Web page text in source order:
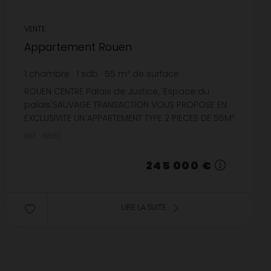
VENTE
Appartement Rouen
1 chambre 1 sdb 55 m² de surface
4 454,55 € prix / m²
ROUEN CENTRE Palais de Justice, 'Espace du
palais'SAUVAGE TRANSACTION VOUS PROPOSE EN
EXCLUSIVITE UN APPARTEMENT TYPE 2 PIECES DE 55M²
245 000 €
LIRE LA SUITE